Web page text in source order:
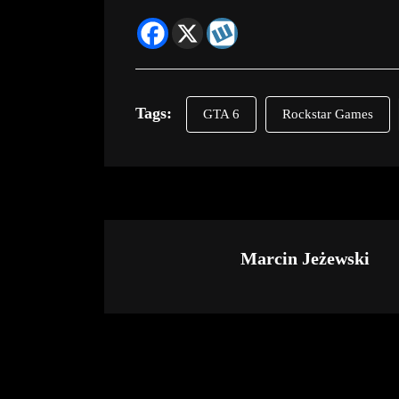
Tags: GTA 6 Rockstar Games
Marcin Jeżewski